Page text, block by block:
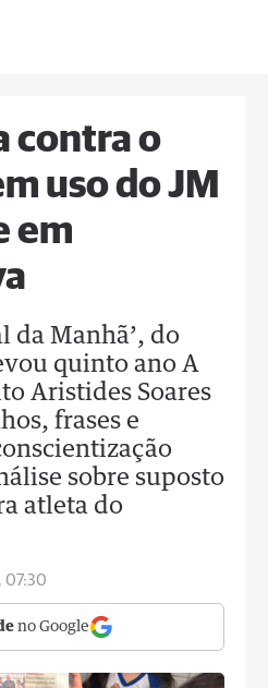
contra o
uso do JM
em
da Manhã’, do
quinto ano A
Aristides Soares
frases e
sobre suposto
atleta do
07:30
no Google